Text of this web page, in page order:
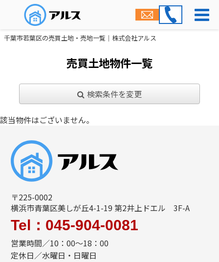
千葉市若葉区の売買土地・売地一覧｜株式会社アルス
売買土地物件一覧
検索条件を変更
該当物件はございません。
〒225-0002
横浜市青葉区美しが丘4-1-19 第2井上ドエル 3F-A
Tel：045-904-0081
営業時間／10：00～18：00
定休日／水曜日・日曜日